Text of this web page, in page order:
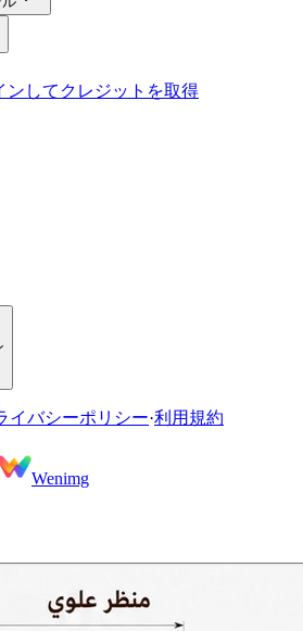
ンしてクレジットを取得
イバシーポリシー·利用規約
Wenimg